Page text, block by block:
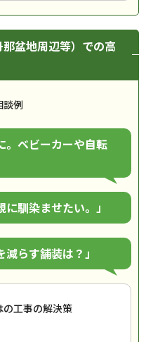
盆地周辺等）での高
談例
。ベビーカーや自転
馴染ませたい。」
らす舗装は？」
工事の解決策